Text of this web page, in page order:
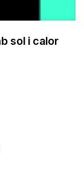
sol i calor